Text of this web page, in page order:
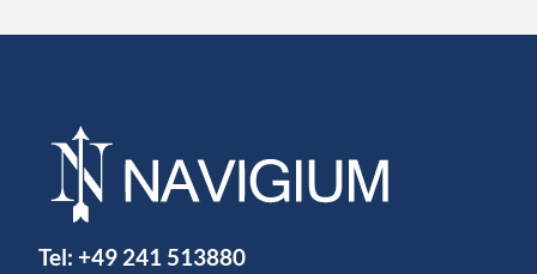
Tel: +49 241 513880